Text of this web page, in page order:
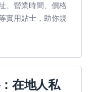
、營業時間、價格
實用貼士，助你規
在地人私